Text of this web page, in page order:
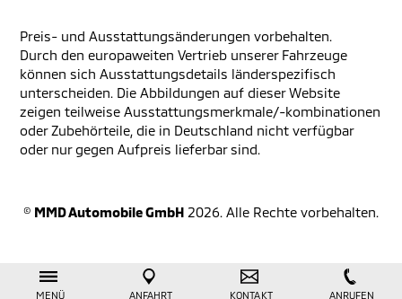
MENÜ ANFAHRT KONTAKT ANRUFEN
Preis- und Ausstattungsänderungen vorbehalten.
Durch den europaweiten Vertrieb unserer Fahrzeuge
können sich Ausstattungsdetails länderspezifisch
unterscheiden. Die Abbildungen auf dieser Website
zeigen teilweise Ausstattungsmerkmale/-kombinationen
oder Zubehörteile, die in Deutschland nicht verfügbar
oder nur gegen Aufpreis lieferbar sind.
© MMD Automobile GmbH 2026. Alle Rechte vorbehalten.